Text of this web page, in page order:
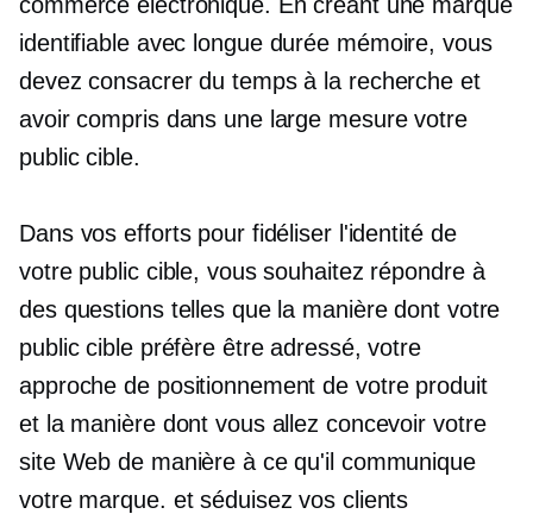
identifiable avec longue durée mémoire, vous
devez consacrer du temps à la recherche et
avoir compris dans une large mesure votre
public cible.
Dans vos efforts pour fidéliser l'identité de
votre public cible, vous souhaitez répondre à
des questions telles que la manière dont votre
public cible préfère être adressé, votre
approche de positionnement de votre produit
et la manière dont vous allez concevoir votre
site Web de manière à ce qu'il communique
votre marque. et séduisez vos clients